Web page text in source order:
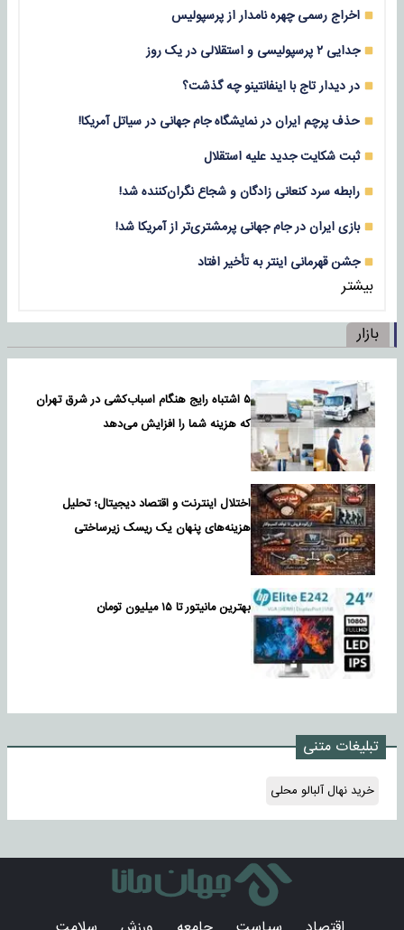
اخراج رسمی چهره نامدار از پرسپولیس
جدایی ۲ پرسپولیسی و استقلالی در یک روز
در دیدار تاج با اینفانتینو چه گذشت؟
حذف پرچم ایران در نمایشگاه جام جهانی در سیاتل آمریکا!
ثبت شکایت جدید علیه استقلال
رابطه سرد کنعانی زادگان و شجاع نگران‌کننده شد!
بازی‌ ایران در جام جهانی پرمشتری‌تر از آمریکا شد!
جشن قهرمانی اینتر به تأخیر افتاد
بیشتر
بازار
۵ اشتباه رایج هنگام اسباب‌کشی در شرق تهران
که هزینه شما را افزایش می‌دهد
اختلال اینترنت و اقتصاد دیجیتال؛ تحلیل
هزینه‌های پنهان یک ریسک زیرساختی
بهترین مانیتور تا ۱۵ میلیون تومان
تبلیغات متنی
خرید نهال آلبالو محلی